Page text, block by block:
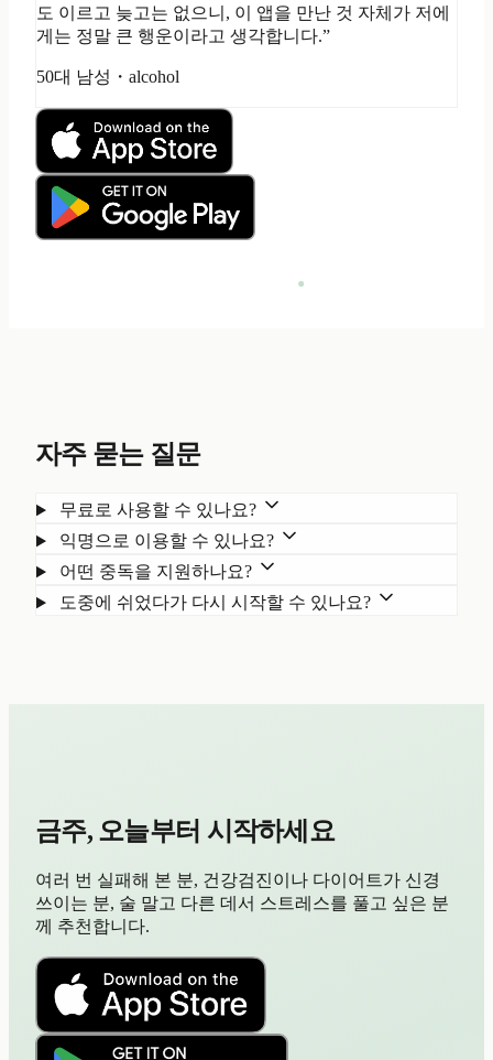
도 이르고 늦고는 없으니, 이 앱을 만난 것 자체가 저에
게는 정말 큰 행운이라고 생각합니다.”
50대 남성・alcohol
자주 묻는 질문
무료로 사용할 수 있나요?
익명으로 이용할 수 있나요?
어떤 중독을 지원하나요?
도중에 쉬었다가 다시 시작할 수 있나요?
금주, 오늘부터 시작하세요
여러 번 실패해 본 분, 건강검진이나 다이어트가 신경
쓰이는 분, 술 말고 다른 데서 스트레스를 풀고 싶은 분
께 추천합니다.